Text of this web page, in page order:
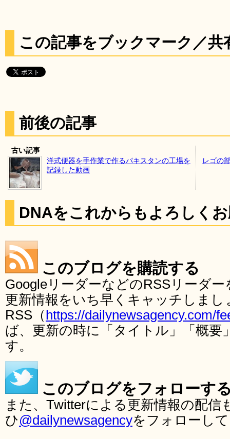
この記事をブックマーク／共
前後の記事
古い記事
洋式便器を手作業で作るパキスタンの工場を
記録した動画
レゴの
DNAをこれからもよろしく
このブログを購読する
GoogleリーダーなどのRSSリーダ
更新情報をいち早くキャッチしま
RSS（ https://dailynewsagency.com/
ば、更新の時に「タイトル」「概要
す。
このブログをフォローす
また、Twitterによる更新情報の配
ひ@dailynewsagencyをフォローし